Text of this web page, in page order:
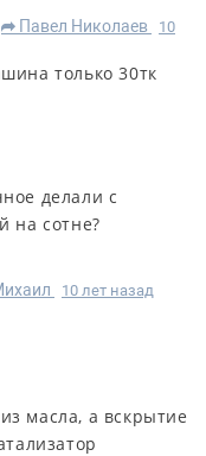
R Павел Николаев
10
только 30тк
делали с
на сотне?
10 лет назад
масла, а вскрытие